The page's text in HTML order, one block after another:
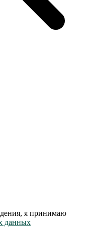
я принимаю
данных